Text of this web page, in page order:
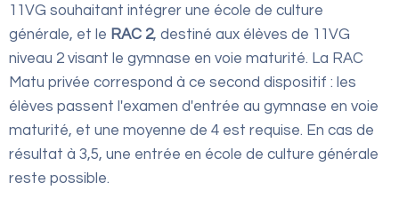
11VG souhaitant intégrer une école de culture
générale, et le RAC 2, destiné aux élèves de 11VG
niveau 2 visant le gymnase en voie maturité. La RAC
Matu privée correspond à ce second dispositif : les
élèves passent l'examen d'entrée au gymnase en voie
maturité, et une moyenne de 4 est requise. En cas de
résultat à 3,5, une entrée en école de culture générale
reste possible.